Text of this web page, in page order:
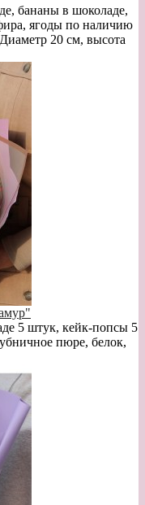
бананы в шоколаде,
ягоды по наличию
20 см, высота
5 штук, кейк-попсы 5
пюре, белок,